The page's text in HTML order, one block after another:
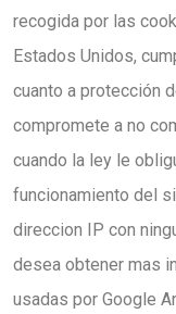
recogida por las
Estados Unidos,
cuanto a protección
compromete a no
cuando la ley le
funcionamiento del
direccion IP con
desea obtener mas
usadas por Google